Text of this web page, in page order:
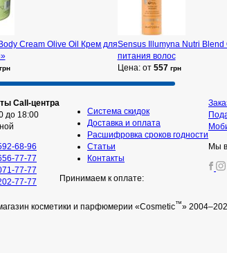
Cream Olive Oil Крем для
грн
Sensus Illumyna Nutri
питания волос
Цена: от 557 грн
Call-центра
до 18:00
68-96
77-77
77-77
77-77
Система скидок
Доставка и оплата
Расшифровка сроков годности
Статьи
Контакты
Принимаем к оплате:
Мы
косметики и парфюмерии «Cosmetic™»